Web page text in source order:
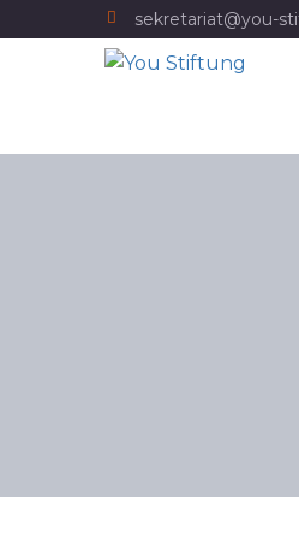
sekretariat@you-